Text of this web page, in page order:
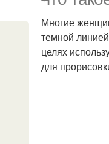
Многие
темной
целях
для